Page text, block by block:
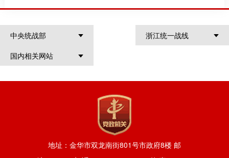
中央统战部
浙江统一战线
国内相关网站
地址：金华市双龙南街801号市政府8楼 邮